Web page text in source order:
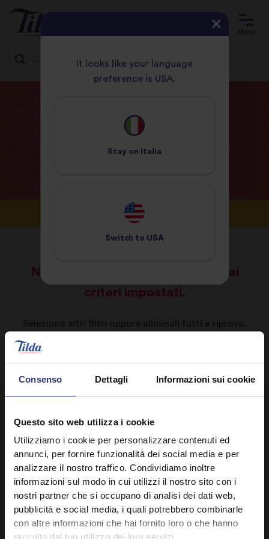
Consenso Dettagli Informazioni sui cookie
Questo sito web utilizza i cookie
Utilizziamo i cookie per personalizzare contenuti ed
annunci, per fornire funzionalità dei social media e per
analizzare il nostro traffico. Condividiamo inoltre
informazioni sul modo in cui utilizzi il nostro sito con i
nostri partner che si occupano di analisi dei dati web,
pubblicità e social media, i quali potrebbero combinarle
con altre informazioni che hai fornito loro o che hanno
Menu
Blog Tilda
Nessun risultato trovato in base ai
criteri impostati.
Seleziona altri filtri oppure eliminali tutti e riprova.
It looks like your language
preference is USA.
Stay on Italia
Switch to USA